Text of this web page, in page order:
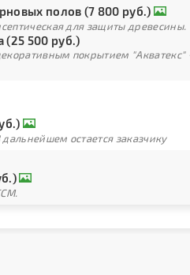
полов (7 800 руб.)
для защиты древесины.
(25 500 руб.)
покрытием "Акватекс"
остается заказчику